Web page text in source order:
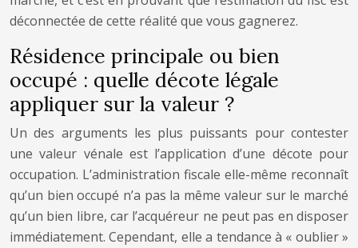
déconnectée de cette réalité que vous gagnerez.
Résidence principale ou bien
occupé : quelle décote légale
appliquer sur la valeur ?
Un des arguments les plus puissants pour contester
une valeur vénale est l’application d’une décote pour
occupation. L’administration fiscale elle-même reconnaît
qu’un bien occupé n’a pas la même valeur sur le marché
qu’un bien libre, car l’acquéreur ne peut pas en disposer
immédiatement. Cependant, elle a tendance à « oublier »